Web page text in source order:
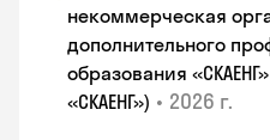
некоммерческая
дополнительного
образования
«СКАЕНГ») • 2026 г.